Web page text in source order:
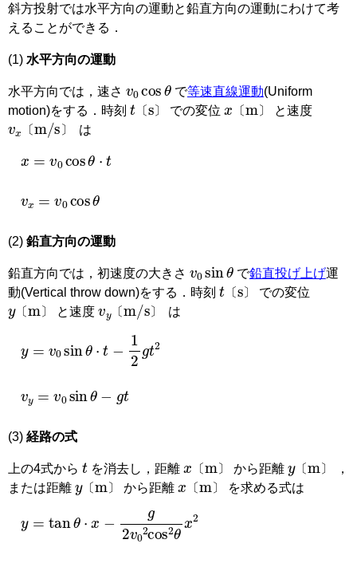
斜方投射では水平方向の運動と鉛直方向の運動にわけて考
えることができる．
(1) 水平方向の運動
水平方向では，速さ
cosθ
で等速直線運動(Uniform
motion)をする．時刻 〔 〕
t〔 s〕
での変位 〔 〕
x〔m〕
と速度
〔 〕
〔 m/s〕
は
⋅t
θ
(2) 鉛直方向の運動
鉛直方向では，初速度の大きさ
sin θ
で鉛直投げ上げ運
動(Vertical throw down)をする．時刻 〔 〕
t 〔 s〕
での変位
〔 〕
y〔 m〕
と速度 〔 〕
〔 m/s〕
は
sin t− 1 2
sin −
(3) 経路の式
上の4式から
t
を消去し，距離 〔 〕
〔 〕
から距離 〔 〕
〔 m〕
，
または距離
〔 〕
y 〔m〕
から距離 〔 〕
x〔m〕
を求める式は
tan x cos